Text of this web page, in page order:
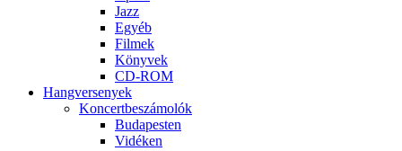
Jazz
Egyéb
Filmek
Könyvek
CD-ROM
Hangversenyek
Koncertbeszámolók
Budapesten
Vidéken